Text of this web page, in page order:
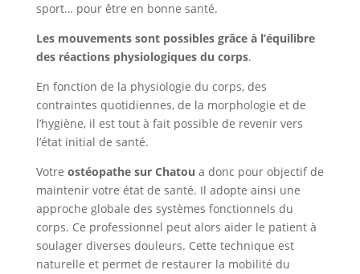
sport… pour être en bonne santé.
Les mouvements sont possibles grâce à l’équilibre
des réactions physiologiques du corps.
En fonction de la physiologie du corps, des
contraintes quotidiennes, de la morphologie et de
l’hygiène, il est tout à fait possible de revenir vers
l’état initial de santé.
Votre ostéopathe sur Chatou a donc pour objectif de
maintenir votre état de santé. Il adopte ainsi une
approche globale des systèmes fonctionnels du
corps. Ce professionnel peut alors aider le patient à
soulager diverses douleurs. Cette technique est
naturelle et permet de restaurer la mobilité du